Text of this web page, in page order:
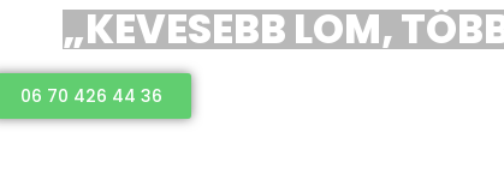
„KEVESEBB LOM,
06 70 426 44 36